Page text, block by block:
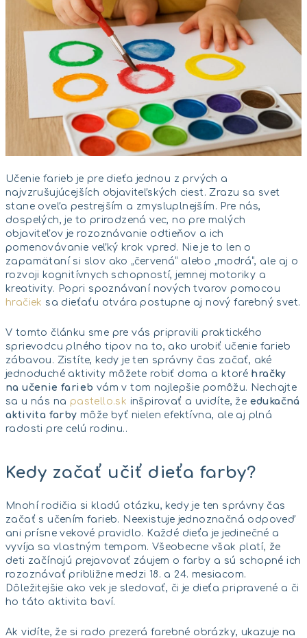
Učenie farieb je pre dieťa jednou z prvých a
najvzrušujúcejších objaviteľských ciest. Zrazu sa svet
stane oveľa pestrejším a zmysluplnejším. Pre nás,
dospelých, je to prirodzená vec, no pre malých
objaviteľov je rozoznávanie odtieňov a ich
pomenovávanie veľký krok vpred. Nie je to len o
zapamätaní si slov ako „červená“ alebo „modrá“, ale aj o
rozvoji kognitívnych schopností, jemnej motoriky a
kreativity. Popri spoznávaní nových tvarov pomocou
hračiek sa dieťaťu otvára postupne aj nový farebný svet.
V tomto článku sme pre vás pripravili praktického
sprievodcu plného tipov na to, ako urobiť učenie farieb
zábavou. Zistíte, kedy je ten správny čas začať, aké
jednoduché aktivity môžete robiť doma a ktoré hračky
na učenie farieb vám v tom najlepšie pomôžu. Nechajte
sa u nás na pastello.sk inšpirovať a uvidíte, že edukačná
aktivita farby môže byť nielen efektívna, ale aj plná
radosti pre celú rodinu..
Kedy začať učiť dieťa farby?
Mnohí rodičia si kladú otázku, kedy je ten správny čas
začať s učením farieb. Neexistuje jednoznačná odpoveď
ani prísne vekové pravidlo. Každé dieťa je jedinečné a
vyvíja sa vlastným tempom. Všeobecne však platí, že
deti začínajú prejavovať záujem o farby a sú schopné ich
rozoznávať približne medzi 18. a 24. mesiacom.
Dôležitejšie ako vek je sledovať, či je dieťa pripravené a či
ho táto aktivita baví.
Ak vidíte, že si rado prezerá farebné obrázky, ukazuje na